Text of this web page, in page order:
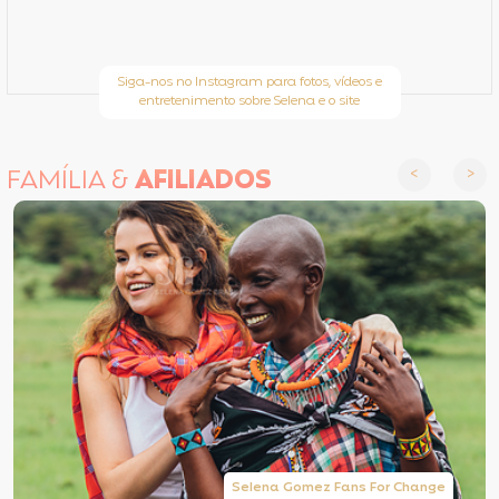
Siga-nos no Instagram para fotos, vídeos e
entretenimento sobre Selena e o site
FAMÍLIA &AFILIADOS
Selena Gomez Fans For Change